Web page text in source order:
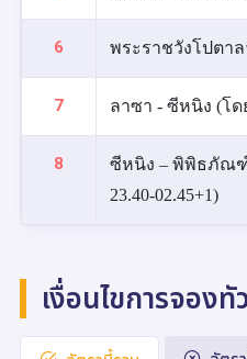
6 พระราชวังโปตา
7 ลาซา - ซีหนิง (โ
8
ซีหนิง – พิพิธภัณฑ์
23.40-02.45+1)
เงื่อนไขการจองทั